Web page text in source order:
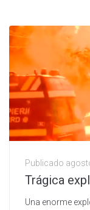
Publicado
Trágica
Una enorme